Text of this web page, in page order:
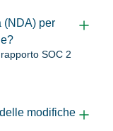
(NDA) per
SOC 2
modifiche